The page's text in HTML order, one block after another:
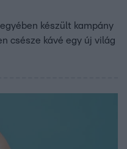
készült kampány
csésze kávé egy új világ